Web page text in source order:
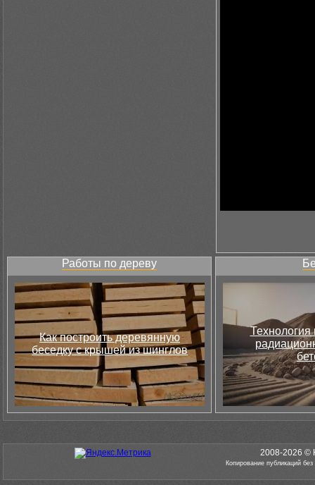
Работы по дереву
Как построить деревянную
беседку с крышей из шинглов
Технология
2008-2026 ©
Копирование публикаций